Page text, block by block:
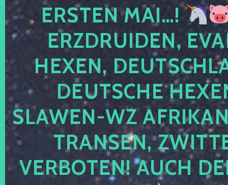
ERSTEN MAI…!
ERZDRUIDEN,
HEXEN,
DEUTSCHE
SLAWEN-WZ
TRANSEN,
VERBOTEN! AUCH